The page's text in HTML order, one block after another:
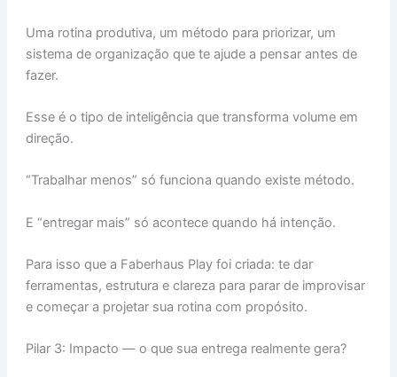
Uma rotina produtiva, um método para priorizar, um
sistema de organização que te ajude a pensar antes de
fazer.
Esse é o tipo de inteligência que transforma volume em
direção.
“Trabalhar menos” só funciona quando existe método.
E “entregar mais” só acontece quando há intenção.
Para isso que a Faberhaus Play foi criada: te dar
ferramentas, estrutura e clareza para parar de improvisar
e começar a projetar sua rotina com propósito.
Pilar 3: Impacto — o que sua entrega realmente gera?